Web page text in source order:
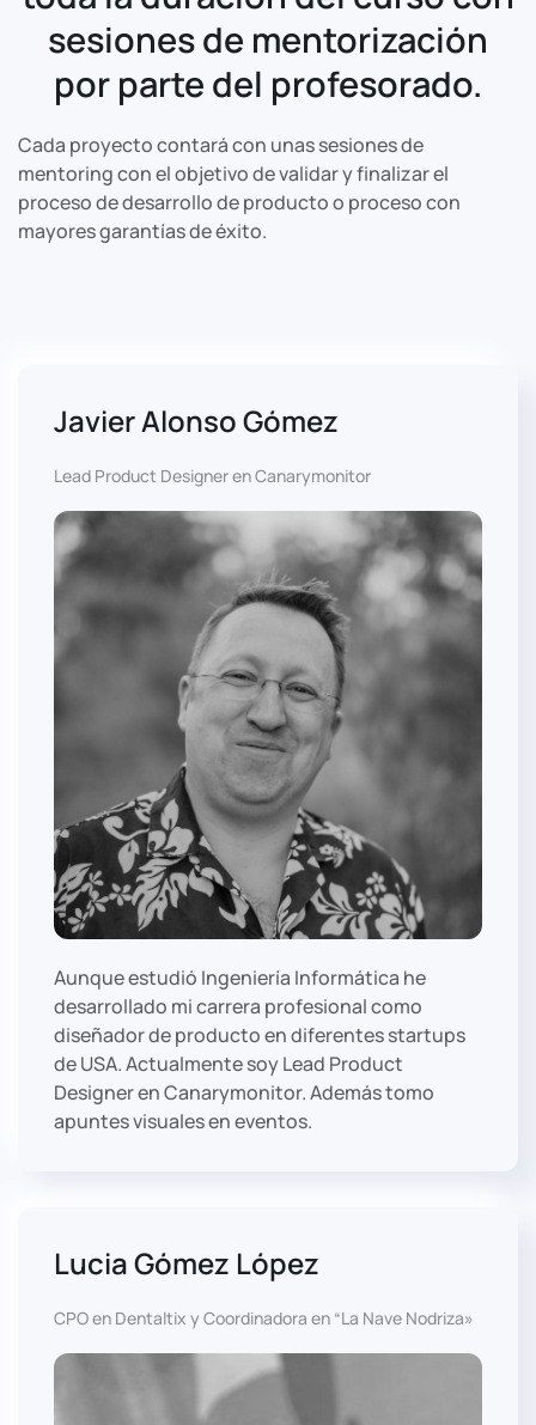
sesiones de mentorización
por parte del profesorado.
Cada proyecto contará con unas sesiones de
mentoring con el objetivo de validar y finalizar el
proceso de desarrollo de producto o proceso con
mayores garantías de éxito.
Javier Alonso Gómez
Lead Product Designer en Canarymonitor
Aunque estudió Ingeniería Informática he
desarrollado mi carrera profesional como
diseñador de producto en diferentes startups
de USA. Actualmente soy Lead Product
Designer en Canarymonitor. Además tomo
apuntes visuales en eventos.
Lucia Gómez López
CPO en Dentaltix y Coordinadora en “La Nave Nodriza»